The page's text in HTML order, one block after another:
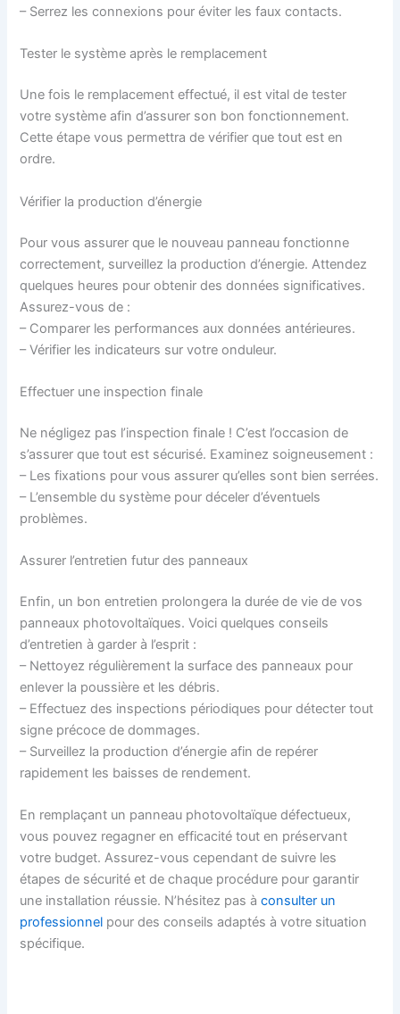
– Serrez les connexions pour éviter les faux contacts.
Tester le système après le remplacement
Une fois le remplacement effectué, il est vital de tester
votre système afin d’assurer son bon fonctionnement.
Cette étape vous permettra de vérifier que tout est en
ordre.
Vérifier la production d’énergie
Pour vous assurer que le nouveau panneau fonctionne
correctement, surveillez la production d’énergie. Attendez
quelques heures pour obtenir des données significatives.
Assurez-vous de :
– Comparer les performances aux données antérieures.
– Vérifier les indicateurs sur votre onduleur.
Effectuer une inspection finale
Ne négligez pas l’inspection finale ! C’est l’occasion de
s’assurer que tout est sécurisé. Examinez soigneusement :
– Les fixations pour vous assurer qu’elles sont bien serrées.
– L’ensemble du système pour déceler d’éventuels
problèmes.
Assurer l’entretien futur des panneaux
Enfin, un bon entretien prolongera la durée de vie de vos
panneaux photovoltaïques. Voici quelques conseils
d’entretien à garder à l’esprit :
– Nettoyez régulièrement la surface des panneaux pour
enlever la poussière et les débris.
– Effectuez des inspections périodiques pour détecter tout
signe précoce de dommages.
– Surveillez la production d’énergie afin de repérer
rapidement les baisses de rendement.
En remplaçant un panneau photovoltaïque défectueux,
vous pouvez regagner en efficacité tout en préservant
votre budget. Assurez-vous cependant de suivre les
étapes de sécurité et de chaque procédure pour garantir
une installation réussie. N’hésitez pas àconsulter un
professionnel pour des conseils adaptés à votre situation
spécifique.